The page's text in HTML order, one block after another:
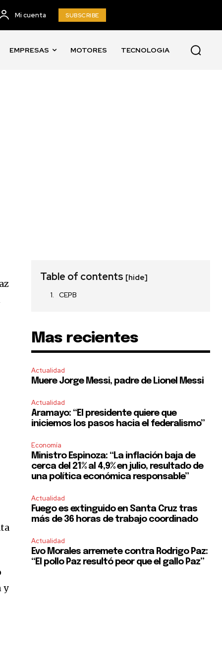
Mi cuenta SUBSCRIBE
EMPRESAS MOTORES TECNOLOGIA
y
Table of contents [hide]
CEPB
Mas recientes
Actualidad
Muere Jorge Messi, padre de Lionel Messi
Actualidad
Aramayo: “El presidente quiere que
iniciemos los pasos hacia el federalismo”
Economía
Ministro Espinoza: “La inflación baja de
cerca del 21% al 4,9% en julio, resultado de
una política económica responsable”
Actualidad
Fuego es extinguido en Santa Cruz tras
más de 36 horas de trabajo coordinado
Actualidad
Evo Morales arremete contra Rodrigo Paz:
“El pollo Paz resultó peor que el gallo Paz”